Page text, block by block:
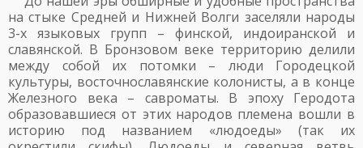
на стыке Средней и Нижней Волги заселяли народы
3-х языковых групп – финской, индоиранской и
славянской. В Бронзовом веке территорию делили
между собой их потомки – люди Городецкой
культуры, восточнославянские колонисты, а в конце
Железного века – савроматы. В эпоху Геродота
образовавшиеся от этих народов племена вошли в
историю под названием «людоеды» (так их